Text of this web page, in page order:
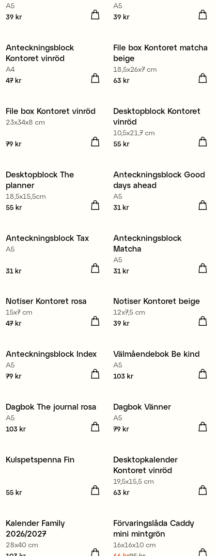
A5
Pris:
39 kr
A5
Pris:
39 kr
Nyhet
Anteckningsblock
Kontoret vinröd
A4
Pris:
47 kr
Nyhet
File box Kontoret matcha
beige
18,5x26x7 cm
Pris:
63 kr
Nyhet
File box Kontoret vinröd
23x34x8 cm
Pris:
79 kr
Nyhet
Desktopblock Kontoret
vinröd
10,5x21,7 cm
Pris:
55 kr
Nyhet
Desktopblock The
planner
18,5x15,5cm
Pris:
55 kr
Nyhet
Anteckningsblock Good
days ahead
A5
Pris:
31 kr
Nyhet
Anteckningsblock Tax
A5
Pris:
31 kr
Nyhet
Anteckningsblock
Matcha
A5
Pris:
31 kr
Nyhet
Notiser Kontoret rosa
15x7 cm
Pris:
47 kr
Nyhet
Notiser Kontoret beige
12x7,5 cm
Pris:
39 kr
Nyhet
Anteckningsblock Index
A5
Pris:
79 kr
Nyhet
Välmåendebok Be kind
A5
Pris :103 kr
103 kr
Nyhet
Dagbok The journal rosa
A5
Pris :103 kr
103 kr
Nyhet
Dagbok Vänner
A5
Pris:
79 kr
Nyhet
Kulspetspenna Fin
Pris:
55 kr
Nyhet
Desktopkalender
Kontoret vinröd
19,5x15,5 cm
Pris:
63 kr
Nyhet
Kalender Family
2026/2027
28x40 cm
Förvaringslåda Caddy
mini mintgrön
16x16x10 cm